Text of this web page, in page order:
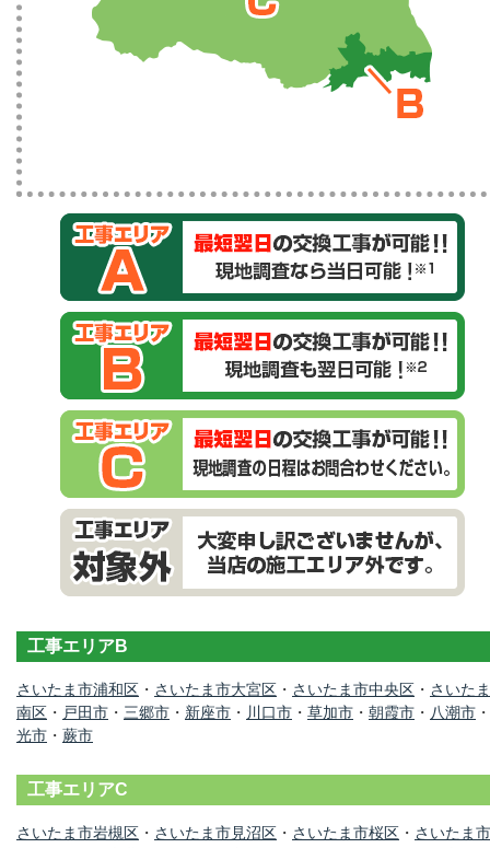
工事エリアB
さいたま市浦和区 ・ さいたま市大宮区 ・ さいたま市中央区 ・ さいた
南区 ・ 戸田市 ・ 三郷市 ・ 新座市 ・ 川口市 ・ 草加市 ・ 朝霞市 ・ 八潮市 ・
光市 ・ 蕨市
工事エリアC
さいたま市岩槻区 ・ さいたま市見沼区 ・ さいたま市桜区 ・ さいたま